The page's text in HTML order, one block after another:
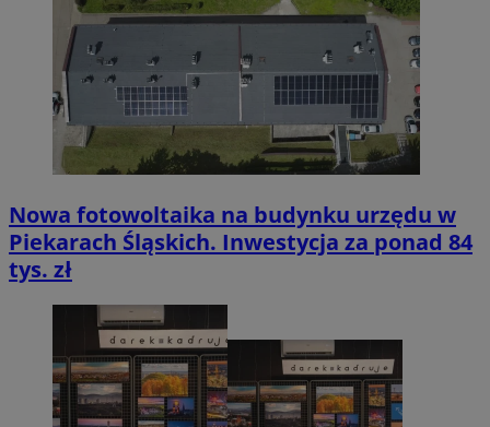
Nowa fotowoltaika na budynku urzędu w
Piekarach Śląskich. Inwestycja za ponad 84
tys. zł